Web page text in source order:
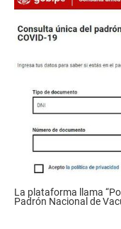
La plataforma llama
Padrón Nacional de